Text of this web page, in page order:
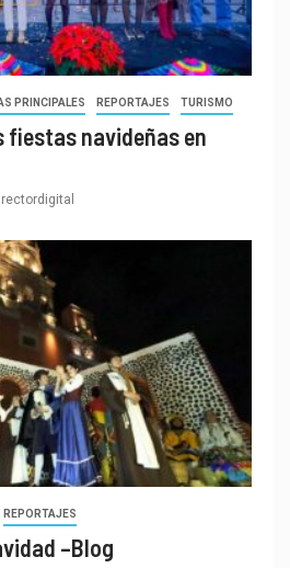
PRINCIPALES REPORTAJES TURISMO
navideñas en
REPORTAJES
–Blog